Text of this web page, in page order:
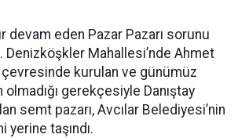
devam eden Pazar Pazarı sorunu
Mahallesi’nde Ahmet
çevresinde kurulan ve günümüz
olmadığı gerekçesiyle Danıştay
semt pazarı, Avcılar Belediyesi’nin
yerine taşındı.